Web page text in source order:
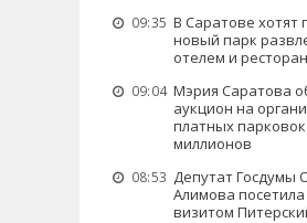
09:35 В Саратове хотят
новый парк
отелем и
09:04 Мэрия Саратова
аукцион на
платных парковок
миллионов
08:53 Депутат Госдумы
Алимова
визитом